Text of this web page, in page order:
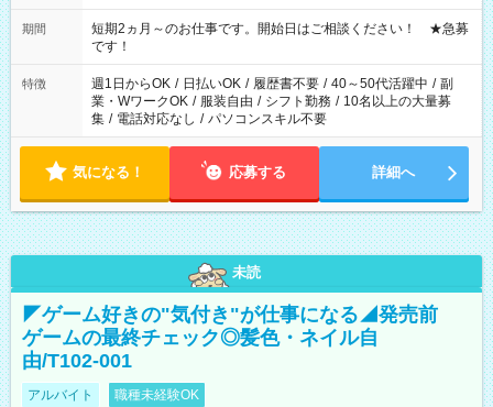
みたい」 「しっかり稼ぎたい」 「もう少し遅い時間から始めた
い」など ご希望にあったお仕事をご案内いたします。 ※未経験
の方の場合は1～2ヶ月間は日中での仕事を経験いただき、 お
仕事に慣れてからの夜勤になります。 ★家庭の都合でお休みが
必要な場合も遠慮なくご相談ください。
期間
短期2ヵ月～のお仕事です。開始日はご相談ください！ ★急募
です！
特徴 週1日からOK / 日払いOK / 履歴書不要 / 40～50代活躍中 / 副
業・WワークOK / 服装自由 / シフト勤務 / 10名以上の大量募
集 / 電話対応なし / パソコンスキル不要
気になる！ 応募する 詳細へ
未読
◤ゲーム好きの"気付き"が仕事になる◢発売前
ゲームの最終チェック◎髪色・ネイル自
由/T102-001
アルバイト 職種未経験OK